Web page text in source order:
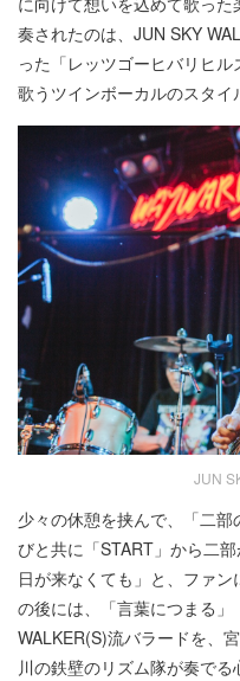
奏されたのは、JUN SKY
った「レッツゴーヒバリヒ
歌うツインボーカルのスタイ
JUN
少々の休憩を挟んで、「二
びと共に「START」から二
日が来なくても」と、ファ
の後には、「言葉につまる
WALKER(S)流バラードを、
川の鉄壁のリズム隊が奏でる